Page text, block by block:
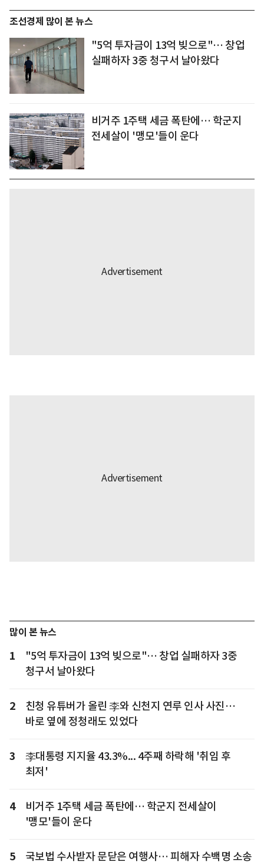
조선경제 많이 본 뉴스
"5억 투자금이 13억 빚으로"… 창업
실패하자 3중 청구서 날아왔다
비거주 1주택 세금 폭탄에… 학군지
전세살이 '맹모'들이 운다
많이 본 뉴스
1
"5억 투자금이 13억 빚으로"… 창업 실패하자 3중
청구서 날아왔다
2
친청 유튜버가 올린 李와 신천지 연루 인사 사진…
바로 옆에 정청래도 있었다
3
李대통령 지지율 43.3%... 4주째 하락해 '취임 후
최저'
4
비거주 1주택 세금 폭탄에… 학군지 전세살이
'맹모'들이 운다
5
국보법 수사받자 문닫은 여행사… 피해자 수백명 소송